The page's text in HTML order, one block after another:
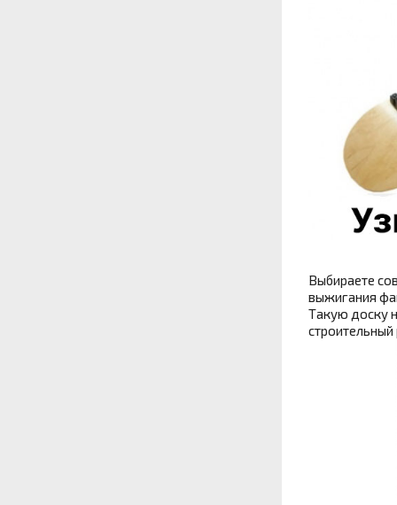
Выбираете
выжигания
Такую доску